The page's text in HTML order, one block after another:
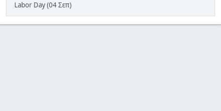
Labor Day (04 Σεπ)